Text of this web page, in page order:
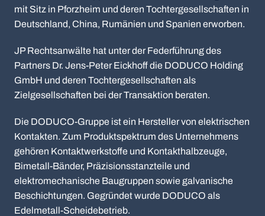
mit Sitz in Pforzheim und deren Tochtergesellschaften in
Deutschland, China, Rumänien und Spanien erworben.
JP Rechtsanwälte hat unter der Federführung des
Partners Dr. Jens-Peter Eickhoff die DODUCO Holding
GmbH und deren Tochtergesellschaften als
Zielgesellschaften bei der Transaktion beraten.
Die DODUCO-Gruppe ist ein Hersteller von elektrischen
Kontakten. Zum Produktspektrum des Unternehmens
gehören Kontaktwerkstoffe und Kontakthalbzeuge,
Bimetall-Bänder, Präzisionsstanzteile und
elektromechanische Baugruppen sowie galvanische
Beschichtungen. Gegründet wurde DODUCO als
Edelmetall-Scheidebetrieb.